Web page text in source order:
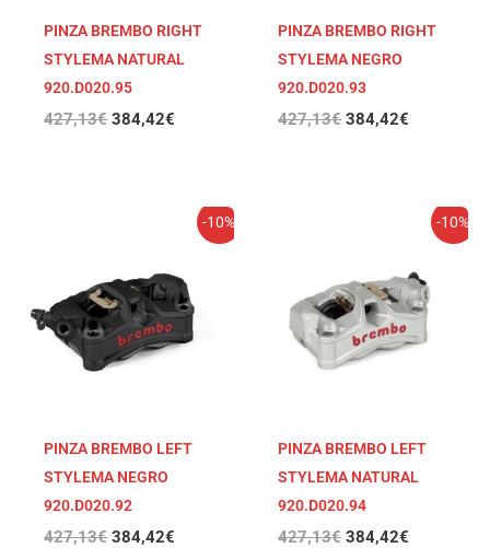
PINZA BREMBO RIGHT
STYLEMA NATURAL
920.D020.95
427,13€ 384,42€
PINZA BREMBO RIGHT
STYLEMA NEGRO
920.D020.93
427,13€ 384,42€
-10%
PINZA BREMBO LEFT
STYLEMA NEGRO
920.D020.92
427,13€
era:
427,13€.
384,42€
precio
es:
384,42€.
-10%
PINZA BREMBO LEFT
STYLEMA NATURAL
920.D020.94
427,13€
era:
427,13€.
384,42€
precio
es:
384,42€.